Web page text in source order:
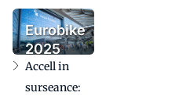
voegt
urbanmerk
Tenways
toe
Eurobike
2025
bevestigt
internationale
Accell in
surseance: